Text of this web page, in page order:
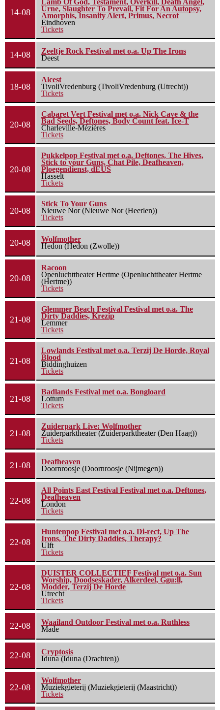
14-08
Lamb Of God, Testament, Overkill, Death Angel,
Urne, Slaughter To Prevail, Fit For An Autopsy,
Amorphis, Insanity Alert, Primus, Necrot
Eindhoven
Tickets
14-08
Zeeltje Rock Festival met o.a. Up The Irons
Deest
18-08
Alcest
TivoliVredenburg (TivoliVredenburg (Utrecht))
Tickets
20-08
Cabaret Vert Festival met o.a. Nick Cave & the
Bad Seeds, Deftones, Body Count feat. Ice-T
Charleville-Mézières
Tickets
20-08
Pukkelpop Festival met o.a. Deftones, The Hives,
Stick to your Guns, Chat Pile, Deafheaven,
Ploegendienst, dEUS
Hasselt
Tickets
20-08
Stick To Your Guns
Nieuwe Nor (Nieuwe Nor (Heerlen))
Tickets
20-08
Wolfmother
Hedon (Hedon (Zwolle))
20-08
Racoon
Openluchttheater Hertme (Openluchttheater Hertme
(Hertme))
Tickets
21-08
Glemmer Beach Festival Festival met o.a. The
Dirty Daddies, Krezip
Lemmer
Tickets
21-08
Lowlands Festival met o.a. Terzij De Horde, Royal
Blood
Biddinghuizen
Tickets
21-08
Badlands Festival met o.a. Bongloard
Lottum
Tickets
21-08
Zuiderpark Live: Wolfmother
Zuiderparktheater (Zuiderparktheater (Den Haag))
Tickets
21-08
Deafheaven
Doornroosje (Doornroosje (Nijmegen))
22-08
All Points East Festival Festival met o.a. Deftones,
Deafheaven
London
Tickets
22-08
Huntenpop Festival met o.a. Di-rect, Up The
Irons, The Dirty Daddies, Therapy?
Ulft
Tickets
22-08
DUISTER COLLECTIEF Festival met o.a. Sun
Worship, Doodseskader, Alkerdeel, Ggu:ll,
Modder, Terzij De Horde
Utrecht
Tickets
22-08
Waailand Outdoor Festival met o.a. Ruthless
Made
22-08
Cryptosis
Iduna (Iduna (Drachten))
22-08
Wolfmother
Muziekgieterij (Muziekgieterij (Maastricht))
Tickets